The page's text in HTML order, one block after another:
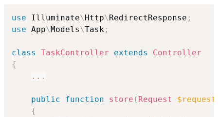
use Illuminate\Http\RedirectResponse ;
use App\Models\Task ;
class TaskController extends
Controller
{
...
public function store ( Request $request
{